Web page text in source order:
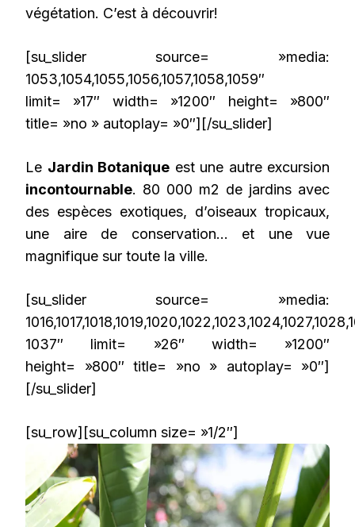
végétation. C’est à découvrir!
[su_slider source= »media:
1053,1054,1055,1056,1057,1058,1059″
limit= »17″ width= »1200″ height= »800″
title= »no » autoplay= »0″][/su_slider]
Le Jardin Botanique est une autre excursion
incontournable. 80 000 m2 de jardins avec
des espèces exotiques, d’oiseaux tropicaux,
une aire de conservation… et une vue
magnifique sur toute la ville.
[su_slider source= »media:
1037″ limit= »26″ width= »1200″
height= »800″ title= »no » autoplay= »0″]
[/su_slider]
[su_row][su_column size= »1/2″]